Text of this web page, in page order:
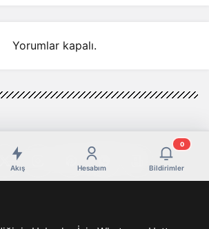
Yorumlar kapalı.
Akış Hesabım Bildirimler
0